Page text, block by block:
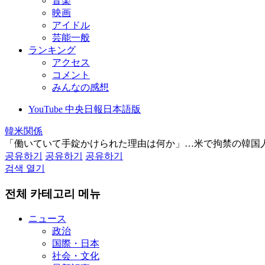
映画
アイドル
芸能一般
ランキング
アクセス
コメント
みんなの感想
YouTube 中央日報日本語版
韓米関係
「働いていて手錠かけられた理由は何か」…米で拘禁の韓国
공유하기
공유하기
공유하기
검색 열기
전체 카테고리 메뉴
ニュース
政治
国際・日本
社会・文化